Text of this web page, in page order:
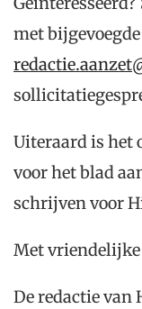
met bijgevoegde
Uiteraard is het
voor het blad
schrijven voor
Met
De redactie